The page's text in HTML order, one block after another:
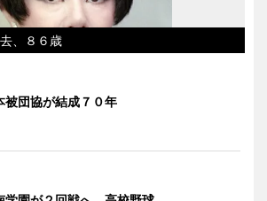
、８６歳
被団協が結成７０年